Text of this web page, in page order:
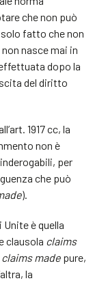
che non può
solo fatto che non
nasce mai in
dopo la
del diritto
1917 cc, la
non è
per
che può
).
è quella
clausola claims
claims made pure,
la